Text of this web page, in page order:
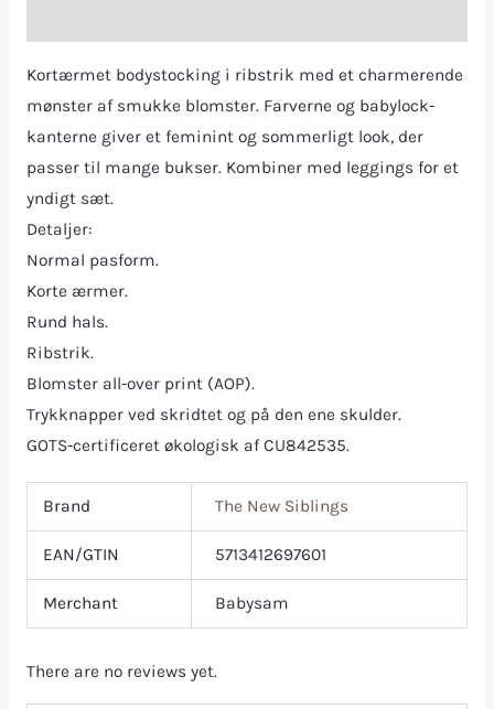
Kortærmet bodystocking i ribstrik med et charmerende
mønster af smukke blomster. Farverne og babylock-
kanterne giver et feminint og sommerligt look, der
passer til mange bukser. Kombiner med leggings for et
yndigt sæt.
Detaljer:
Normal pasform.
Korte ærmer.
Rund hals.
Ribstrik.
Blomster all-over print (AOP).
Trykknapper ved skridtet og på den ene skulder.
GOTS-certificeret økologisk af CU842535.
Brand The New Siblings
EAN/GTIN 5713412697601
Merchant Babysam
There are no reviews yet.